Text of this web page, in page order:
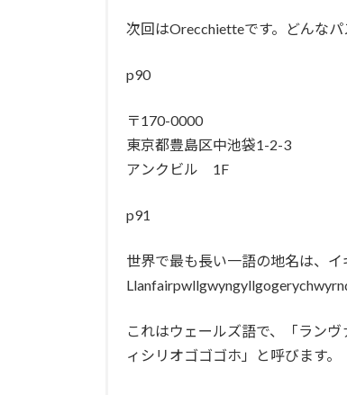
次回はOrecchietteです。どんな
p90
〒170-0000
東京都豊島区中池袋1-2-3
アンクビル 1F
p91
世界で最も長い一語の地名は、
これはウェールズ語で、「ラン
ィシリオゴゴゴホ」と呼びます。